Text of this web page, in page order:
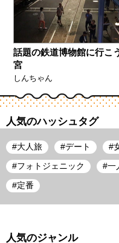
話題の鉄道博物館に行こ
宮
しんちゃん
人気のハッシュタグ
大人旅
# デート
# #
フォトジェニック
# 一
#
定番
#
人気のジャンル